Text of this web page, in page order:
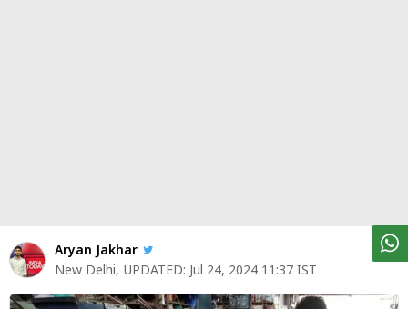
शेयर
बाज़ार
Aryan Jakhar
New Delhi, UPDATED: Jul 24, 2024 11:37 IST